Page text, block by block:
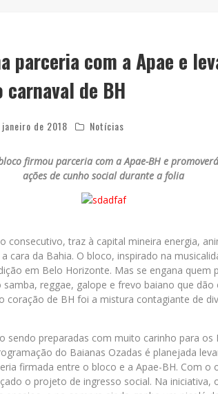
parceria com a Apae e
de BH
de 2018 Notícias
firmou parceria com a Apae-BH e promoverá
ações de cunho social durante a folia
consecutivo, traz à capital mineira energia,
cara da Bahia. O bloco, inspirado na
em Belo Horizonte. Mas se engana quem
reggae, galope e frevo baiano que
coração de BH foi a mistura contagiante de
sendo preparadas com muito carinho para os
do Baianas Ozadas é planejada
firmada entre o bloco e a Apae-BH. Com o
o projeto de ingresso social. Na iniciativa,